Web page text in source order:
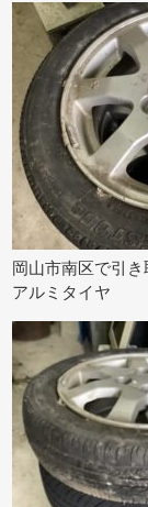
岡山市南区で引
アルミタイヤ